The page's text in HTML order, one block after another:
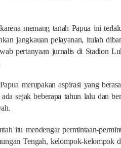
memang tanah Papua ini
jangkauan pelayanan, itulah
pertanyaan jurnalis di Stadion
merupakan aspirasi yang
sejak beberapa tahun lalu dan
itu mendengar permintaan-
Tengah, kelompok-kelompok